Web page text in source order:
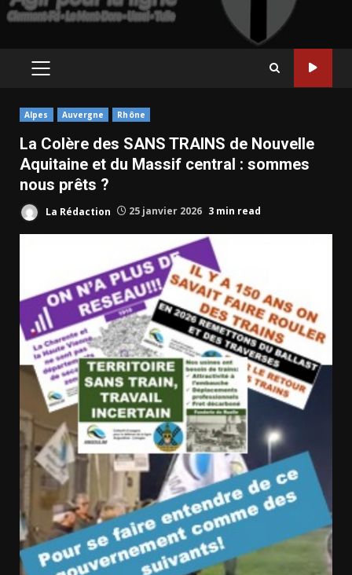
PRIMARY
Alpes Auvergne Rhône
La Colère des SANS TRAINS de Nouvelle
Aquitaine et du Massif central : sommes
nous prêts ?
La Rédaction 25 janvier 2026 3 min read